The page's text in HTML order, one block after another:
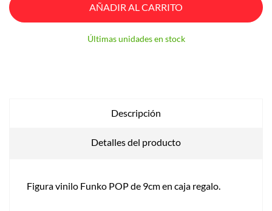
AÑADIR AL CARRITO
Últimas unidades en stock
Descripción
Detalles del producto
Figura vinilo Funko POP de 9cm en caja regalo.